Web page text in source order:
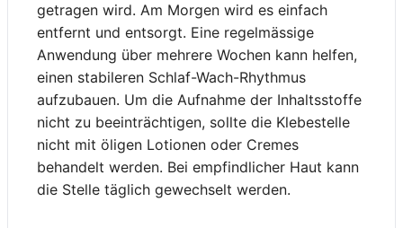
getragen wird. Am Morgen wird es einfach
entfernt und entsorgt. Eine regelmässige
Anwendung über mehrere Wochen kann helfen,
einen stabileren Schlaf-Wach-Rhythmus
aufzubauen. Um die Aufnahme der Inhaltsstoffe
nicht zu beeinträchtigen, sollte die Klebestelle
nicht mit öligen Lotionen oder Cremes
behandelt werden. Bei empfindlicher Haut kann
die Stelle täglich gewechselt werden.